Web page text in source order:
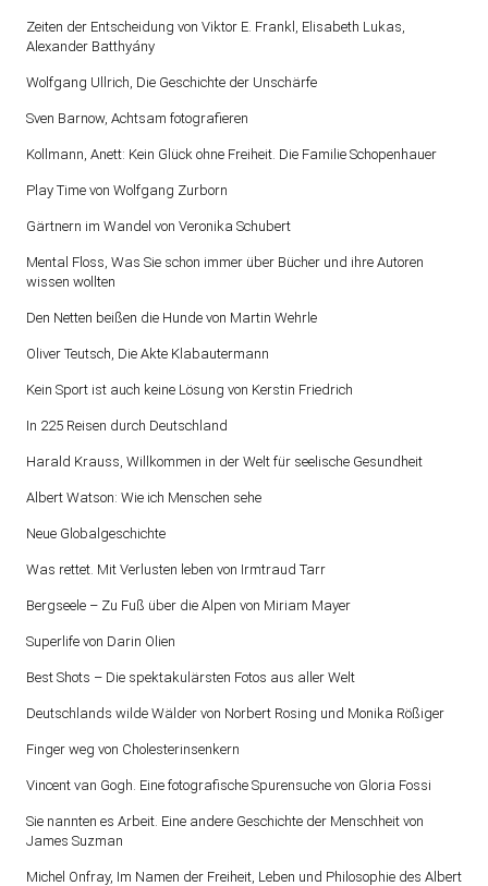
Zeiten der Entscheidung von Viktor E. Frankl, Elisabeth Lukas,
Alexander Batthyány
Wolfgang Ullrich, Die Geschichte der Unschärfe
Sven Barnow, Achtsam fotografieren
Kollmann, Anett: Kein Glück ohne Freiheit. Die Familie Schopenhauer
Play Time von Wolfgang Zurborn
Gärtnern im Wandel von Veronika Schubert
Mental Floss, Was Sie schon immer über Bücher und ihre Autoren
wissen wollten
Den Netten beißen die Hunde von Martin Wehrle
Oliver Teutsch, Die Akte Klabautermann
Kein Sport ist auch keine Lösung von Kerstin Friedrich
In 225 Reisen durch Deutschland
Harald Krauss, Willkommen in der Welt für seelische Gesundheit
Albert Watson: Wie ich Menschen sehe
Neue Globalgeschichte
Was rettet. Mit Verlusten leben von Irmtraud Tarr
Bergseele – Zu Fuß über die Alpen von Miriam Mayer
Superlife von Darin Olien
Best Shots – Die spektakulärsten Fotos aus aller Welt
Deutschlands wilde Wälder von Norbert Rosing und Monika Rößiger
Finger weg von Cholesterinsenkern
Vincent van Gogh. Eine fotografische Spurensuche von Gloria Fossi
Sie nannten es Arbeit. Eine andere Geschichte der Menschheit von
James Suzman
Michel Onfray, Im Namen der Freiheit, Leben und Philosophie des Albert